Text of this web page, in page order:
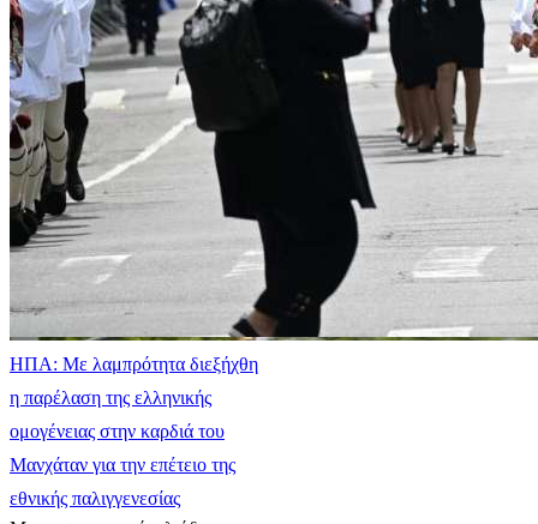
ΗΠΑ: Με λαμπρότητα διεξήχθη
η παρέλαση της ελληνικής
ομογένειας στην καρδιά του
Μανχάταν για την επέτειο της
εθνικής παλιγγενεσίας